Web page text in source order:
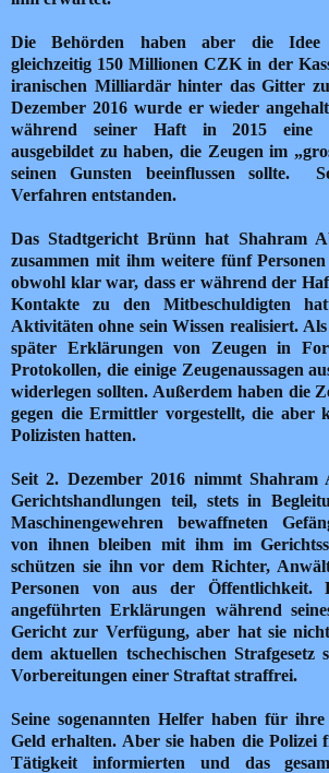
Die Behörden haben aber die Idee
gleichzeitig 150 Millionen CZK in der
iranischen Milliardär hinter das Gitter
Dezember 2016 wurde er wieder
während seiner Haft in 2015 eine
ausgebildet zu haben, die Zeugen im
seinen Gunsten beeinflussen sollte.
Verfahren entstanden.
Das Stadtgericht Brünn hat Shahram
zusammen mit ihm weitere fünf
obwohl klar war, dass er während der
Kontakte zu den Mitbeschuldigten
Aktivitäten ohne sein Wissen realisiert.
später Erklärungen von Zeugen in
Protokollen, die einige Zeugenaussagen
widerlegen sollten. Außerdem haben die
gegen die Ermittler vorgestellt, die aber
Polizisten hatten.
Seit 2. Dezember 2016 nimmt Shahram
Gerichtshandlungen teil, stets in
Maschinengewehren bewaffneten
von ihnen bleiben mit ihm im
schützen sie ihn vor dem Richter,
Personen von aus der Öffentlichkeit.
angeführten Erklärungen während
Gericht zur Verfügung, aber hat sie
dem aktuellen tschechischen Strafgesetz
Vorbereitungen einer Straftat straffrei.
Seine sogenannten Helfer haben für ihre
Geld erhalten. Aber sie haben die Polizei
Tätigkeit informierten und das